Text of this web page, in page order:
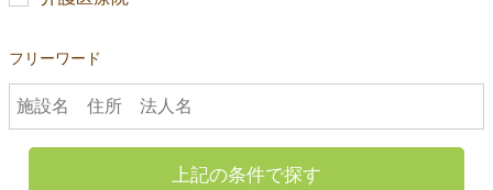
フリーワード
上記の条件で探す